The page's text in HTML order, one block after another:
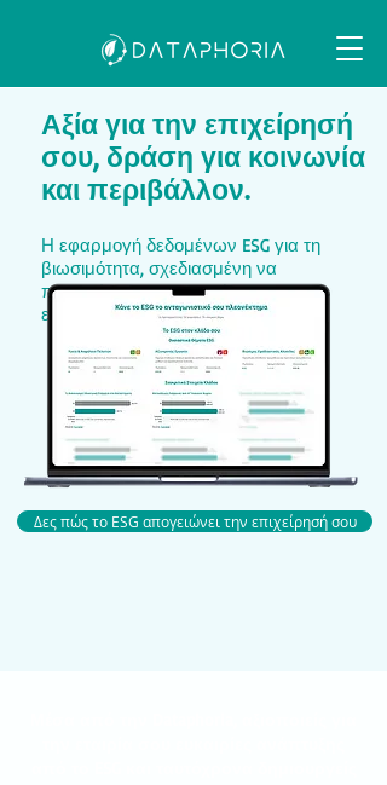
Αξία για την επιχείρησή
σου, δράση για κοινωνία
και περιβάλλον.
Η εφαρμογή δεδομένων ESG για τη
βιωσιμότητα, σχεδιασμένη να
προσφέρει πραγματική
επιχειρηματική αξία.
Δες πώς το ESG απογειώνει την επιχείρησή σου